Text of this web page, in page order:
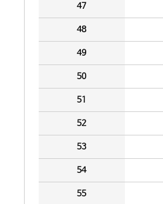
47
48
49
50
51
52
53
54
55